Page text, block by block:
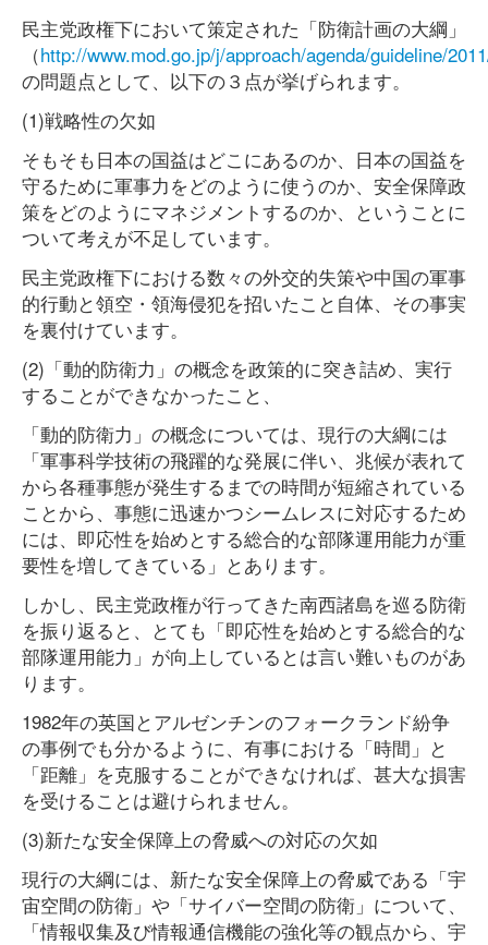
民主党政権下において策定された「防衛計画の大綱」
（http://www.mod.go.jp/j/approach/agenda/guideline/
の問題点として、以下の３点が挙げられます。
(1)戦略性の欠如
そもそも日本の国益はどこにあるのか、日本の国益を
守るために軍事力をどのように使うのか、安全保障政
策をどのようにマネジメントするのか、ということに
ついて考えが不足しています。
民主党政権下における数々の外交的失策や中国の軍事
的行動と領空・領海侵犯を招いたこと自体、その事実
を裏付けています。
(2)「動的防衛力」の概念を政策的に突き詰め、実行
することができなかったこと、
「動的防衛力」の概念については、現行の大綱には
「軍事科学技術の飛躍的な発展に伴い、兆候が表れて
から各種事態が発生するまでの時間が短縮されている
ことから、事態に迅速かつシームレスに対応するため
には、即応性を始めとする総合的な部隊運用能力が重
要性を増してきている」とあります。
しかし、民主党政権が行ってきた南西諸島を巡る防衛
を振り返ると、とても「即応性を始めとする総合的な
部隊運用能力」が向上しているとは言い難いものがあ
ります。
1982年の英国とアルゼンチンのフォークランド紛争
の事例でも分かるように、有事における「時間」と
「距離」を克服することができなければ、甚大な損害
を受けることは避けられません。
(3)新たな安全保障上の脅威への対応の欠如
現行の大綱には、新たな安全保障上の脅威である「宇
宙空間の防衛」や「サイバー空間の防衛」について、
「情報収集及び情報通信機能の強化等の観点から、宇